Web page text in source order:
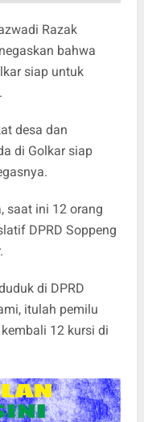
Razak
bahwa
siap untuk
desa dan
di Golkar siap
saat ini 12 orang
DPRD Soppeng
di DPRD
itulah pemilu
12 kursi di